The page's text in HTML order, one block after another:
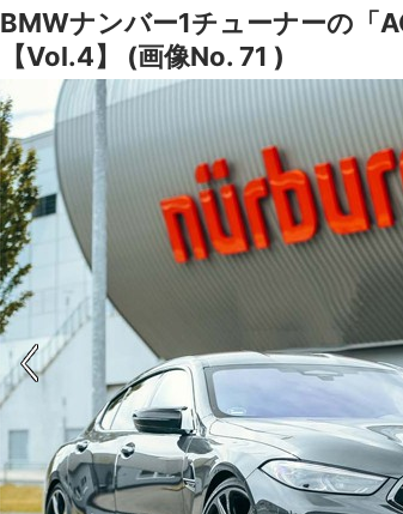
BMWナンバー1チューナーの「
【Vol.4】 (画像No. 71 )